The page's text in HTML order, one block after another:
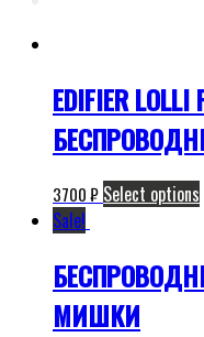
EDIFIER LOLLI
3700₽ Select options
Sale!
МИШКИ